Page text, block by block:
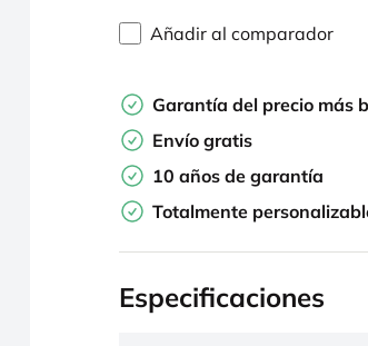
Añadir al comparador
Garantía del precio más
Envío gratis
10 años de garantía
Totalmente
Especificaciones